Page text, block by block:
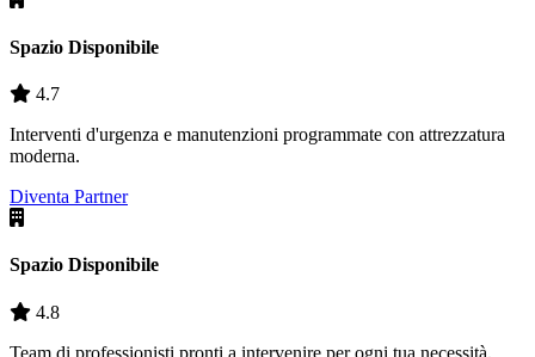
Spazio Disponibile
4.7
Interventi d'urgenza e manutenzioni programmate con attrezzatura
moderna.
Diventa Partner
Spazio Disponibile
4.8
Team di professionisti pronti a intervenire per ogni tua necessità.